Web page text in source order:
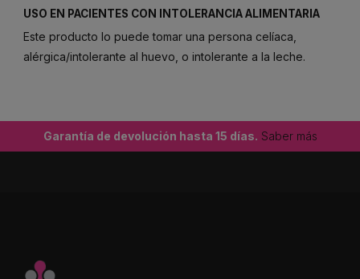
USO EN PACIENTES CON INTOLERANCIA ALIMENTARIA
Este producto lo puede tomar una persona celíaca,
alérgica/intolerante al huevo, o intolerante a la leche.
Garantía de devolución hasta 15 días. Saber más